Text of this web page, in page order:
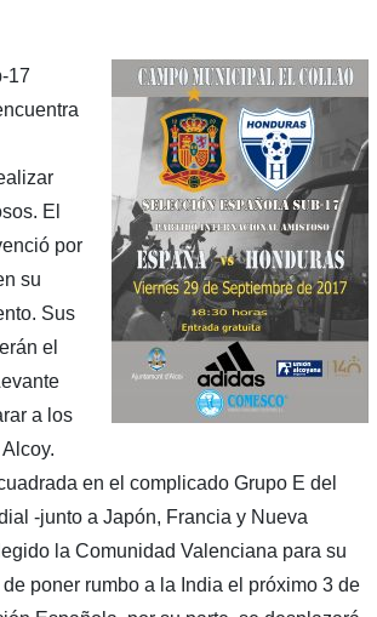
17
El
por
su
Sus
el
a los
en el complicado Grupo E del
-junto a Japón, Francia y Nueva
la Comunidad Valenciana para su
poner rumbo a la India el próximo 3 de